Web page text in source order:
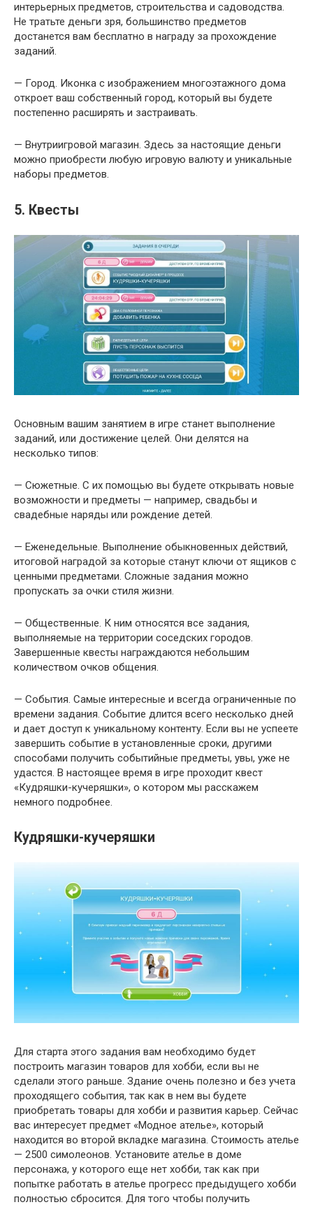
интерьерных предметов, строительства и садоводства.
Не тратьте деньги зря, большинство предметов
достанется вам бесплатно в награду за прохождение
заданий.
— Город. Иконка с изображением многоэтажного дома
откроет ваш собственный город, который вы будете
постепенно расширять и застраивать.
— Внутриигровой магазин. Здесь за настоящие деньги
можно приобрести любую игровую валюту и уникальные
наборы предметов.
5. Квесты
Основным вашим занятием в игре станет выполнение
заданий, или достижение целей. Они делятся на
несколько типов:
— Сюжетные. С их помощью вы будете открывать новые
возможности и предметы — например, свадьбы и
свадебные наряды или рождение детей.
— Еженедельные. Выполнение обыкновенных действий,
итоговой наградой за которые станут ключи от ящиков с
ценными предметами. Сложные задания можно
пропускать за очки стиля жизни.
— Общественные. К ним относятся все задания,
выполняемые на территории соседских городов.
Завершенные квесты награждаются небольшим
количеством очков общения.
— События. Самые интересные и всегда ограниченные по
времени задания. Событие длится всего несколько дней
и дает доступ к уникальному контенту. Если вы не успеете
завершить событие в установленные сроки, другими
способами получить событийные предметы, увы, уже не
удастся. В настоящее время в игре проходит квест
«Кудряшки-кучеряшки», о котором мы расскажем
немного подробнее.
Кудряшки-кучеряшки
Для старта этого задания вам необходимо будет
построить магазин товаров для хобби, если вы не
сделали этого раньше. Здание очень полезно и без учета
проходящего события, так как в нем вы будете
приобретать товары для хобби и развития карьер. Сейчас
вас интересует предмет «Модное ателье», который
находится во второй вкладке магазина. Стоимость ателье
— 2500 симолеонов. Установите ателье в доме
персонажа, у которого еще нет хобби, так как при
попытке работать в ателье прогресс предыдущего хобби
полностью сбросится. Для того чтобы получить